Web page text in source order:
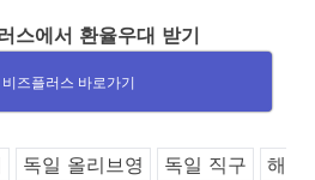
스에서 환율우대 받기
즈플러스 바로가기
독일 올리브영 독일 직구
해